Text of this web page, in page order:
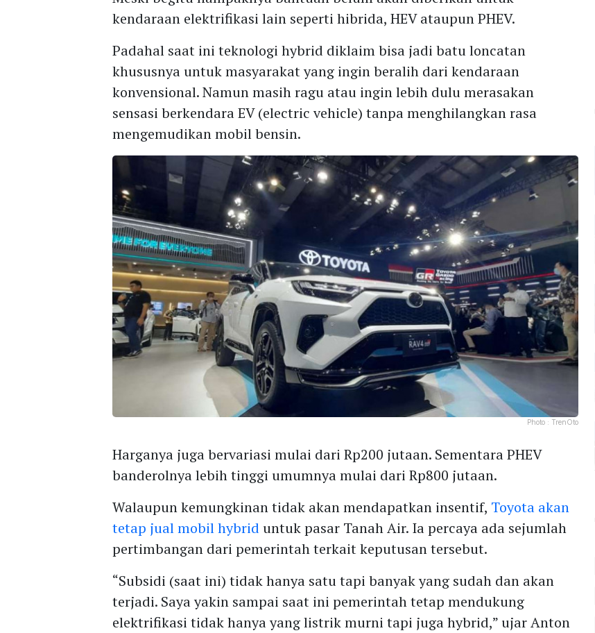
kendaraan elektrifikasi lain seperti hibrida, HEV ataupun PHEV.
Padahal saat ini teknologi hybrid diklaim bisa jadi batu loncatan
khususnya untuk masyarakat yang ingin beralih dari kendaraan
konvensional. Namun masih ragu atau ingin lebih dulu merasakan
sensasi berkendara EV (electric vehicle) tanpa menghilangkan rasa
mengemudikan mobil bensin.
Photo : TrenOto
Harganya juga bervariasi mulai dari Rp200 jutaan. Sementara PHEV
banderolnya lebih tinggi umumnya mulai dari Rp800 jutaan.
Walaupun kemungkinan tidak akan mendapatkan insentif, Toyota akan
tetap jual mobil hybrid untuk pasar Tanah Air. Ia percaya ada sejumlah
pertimbangan dari pemerintah terkait keputusan tersebut.
“Subsidi (saat ini) tidak hanya satu tapi banyak yang sudah dan akan
terjadi. Saya yakin sampai saat ini pemerintah tetap mendukung
elektrifikasi tidak hanya yang listrik murni tapi juga hybrid,” ujar Anton